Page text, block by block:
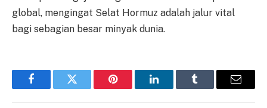
global, mengingat Selat Hormuz adalah jalur vital
bagi sebagian besar minyak dunia.
FacebookTwitter Pinterest LinkedInTumblr Email